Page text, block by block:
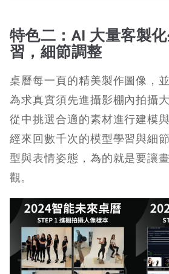
特色二：AI 大量客製
習，細節調整
桌曆每一頁的精美製作圖像，
為求真實須先進攝影棚內拍攝
從中挑選合適的素材進行建模
經來回數千次的模型學習與細
型與表情姿態，為的就是要讓
觀。